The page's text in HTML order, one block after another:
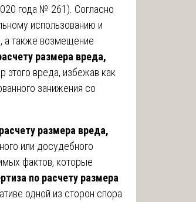
года № 261). Согласно
использованию и
а также возмещение
размера вреда,
этого вреда, избежав как
занижения со
размера вреда,
или досудебного
фактов, которые
по расчету размера
одной из сторон спора